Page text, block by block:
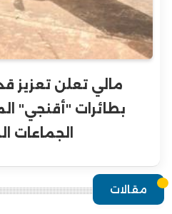
مالي تعلن تعزيز
بطائرات "أقنجي"
الجماعات
مقالات